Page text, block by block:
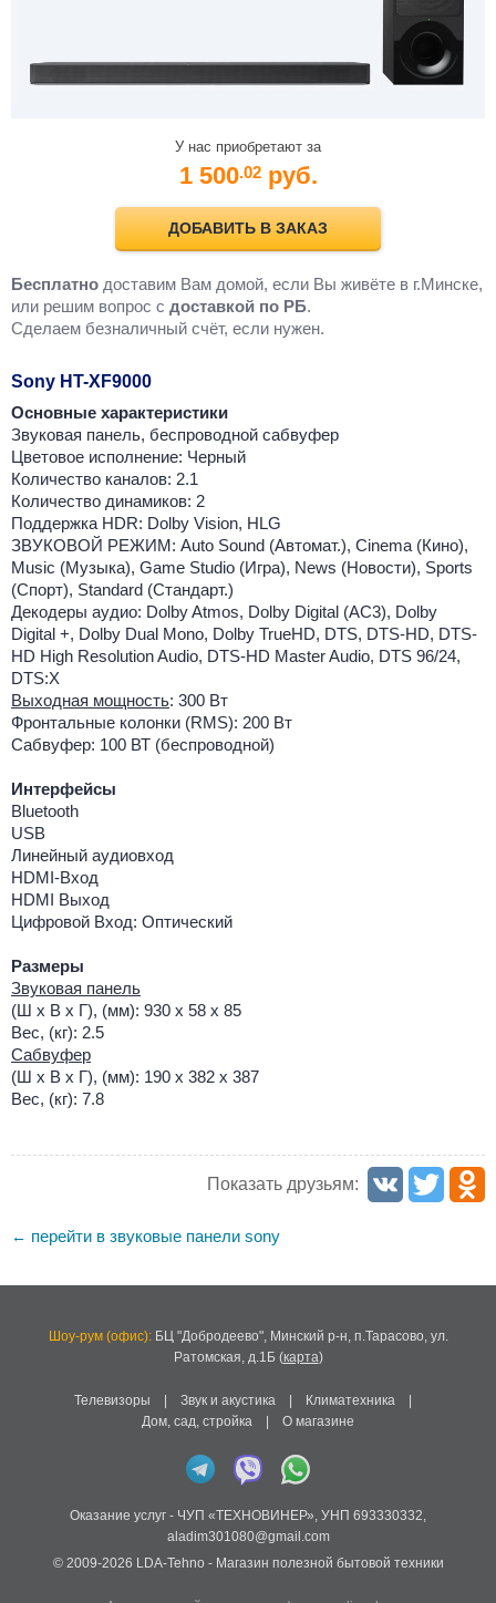
У нас приобретают за
1 500.02 руб.
ДОБАВИТЬ В ЗАКАЗ
Бесплатно доставим Вам домой, если Вы живёте в г.Минске,
или решим вопрос с доставкой по РБ.
Cделаем безналичный счёт, если нужен.
Sony HT-XF9000
Основные характеристики
Звуковая панель, беспроводной сабвуфер
Цветовое исполнение: Черный
Количество каналов: 2.1
Количество динамиков: 2
Поддержка HDR: Dolby Vision, HLG
ЗВУКОВОЙ РЕЖИМ: Auto Sound (Автомат.), Cinema (Кино),
Music (Музыка), Game Studio (Игра), News (Новости), Sports
(Спорт), Standard (Стандарт.)
Декодеры аудио: Dolby Atmos, Dolby Digital (AC3), Dolby
Digital +, Dolby Dual Mono, Dolby TrueHD, DTS, DTS-HD, DTS-
HD High Resolution Audio, DTS-HD Master Audio, DTS 96/24,
DTS:X
Выходная мощность: 300 Вт
Фронтальные колонки (RMS): 200 Вт
Сабвуфер: 100 ВТ (беспроводной)
Интерфейсы
Bluetooth
USB
Линейный аудиовход
HDMI-Вход
HDMI Выход
Цифровой Вход: Оптический
Размеры
Звуковая панель
(Ш x В x Г), (мм): 930 x 58 x 85
Вес, (кг): 2.5
Сабвуфер
(Ш x В x Г), (мм): 190 x 382 x 387
Вес, (кг): 7.8
Показать друзьям:
← перейти в звуковые панели sony
Шоу-рум (офис):БЦ "Добродеево", Минский р-н, п.Тарасово, ул.
Ратомская, д.1Б(карта)
Телевизоры Звук и акустика Климатехника
Дом, сад, стройка
О магазине
Оказание услуг - ЧУП «ТЕХНОВИНЕР», УНП 693330332,
aladim301080@gmail.com
© 2009-2026 LDA-Tehno - Магазин полезной бытовой техники